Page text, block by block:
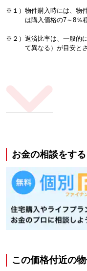
※１）物件購入時には、物
は購入価格の7～8％
※２）返済比率は、一般的
て異なる）が目安と
お金の相談をする
この価格付近の